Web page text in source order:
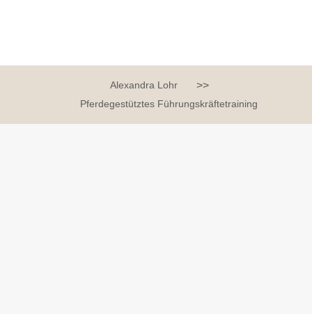
Alexandra Lohr >>
Pferdegestütztes Führungskräftetraining